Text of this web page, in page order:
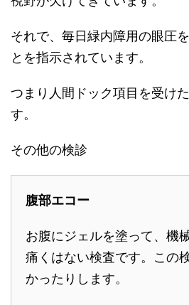
それで、毎日緑内障用の眼圧
とを指示されています。
つまり人間ドック項目を受け
す。
その他の検診
腹部エコー
お腹にジェルを塗って、機
痛くはない検査です。この
かったりします。